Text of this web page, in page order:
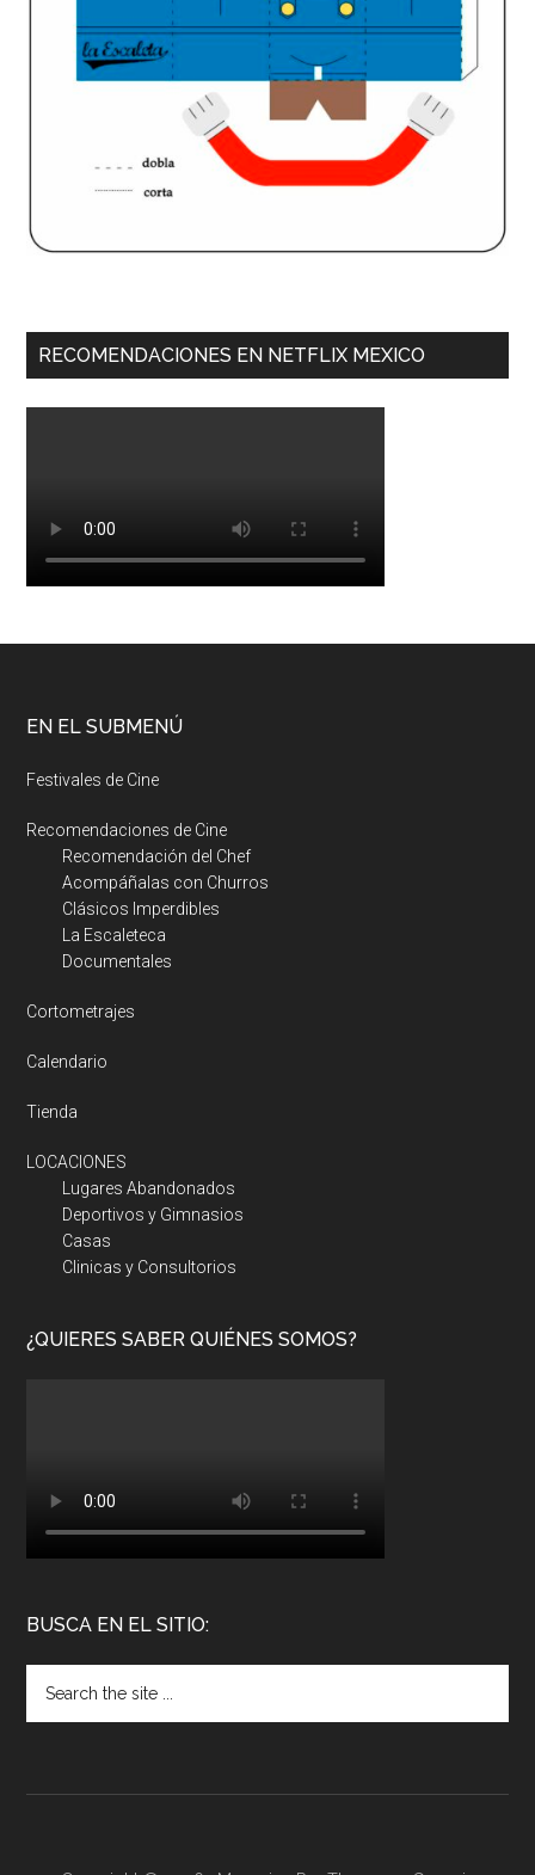
RECOMENDACIONES EN NETFLIX MEXICO
EN EL SUBMENÚ
Festivales de Cine
Recomendaciones de Cine
Recomendación del Chef
Acompáñalas con Churros
Clásicos Imperdibles
La Escaleteca
Documentales
Cortometrajes
Calendario
Tienda
LOCACIONES
Lugares Abandonados
Deportivos y Gimnasios
Casas
Clinicas y Consultorios
¿QUIERES SABER QUIÉNES SOMOS?
BUSCA EN EL SITIO: